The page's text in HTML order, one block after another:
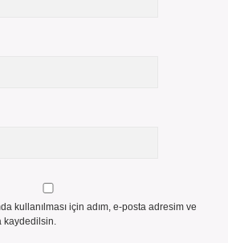
kullanılması için adım, e-posta adresim ve
kaydedilsin.